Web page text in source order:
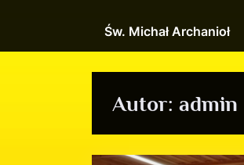
Św. Michał Archanioł
Autor: admin